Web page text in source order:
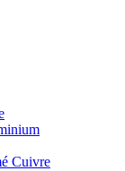
Cuivre